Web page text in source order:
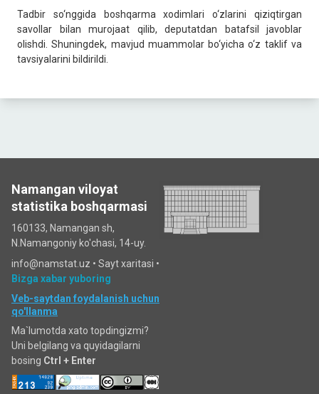
Tadbir so‘nggida boshqarma xodimlari o‘zlarini qiziqtirgan
savollar bilan murojaat qilib, deputatdan batafsil javoblar
olishdi. Shuningdek, mavjud muammolar bo‘yicha o‘z taklif va
tavsiyalarini bildirildi.
Namangan viloyat
statistika boshqarmasi
160133, Namangan sh,
N.Namangoniy ko'chasi, 14-uy.
info@namstat.uz • Sayt xaritasi •
Bizga xabar yuboring
Veb-saytdan foydalanish uchun
qo'llanma
Ma`lumotda xato topdingizmi?
Uni belgilang va quyidagilarni
bosing Ctrl + Enter